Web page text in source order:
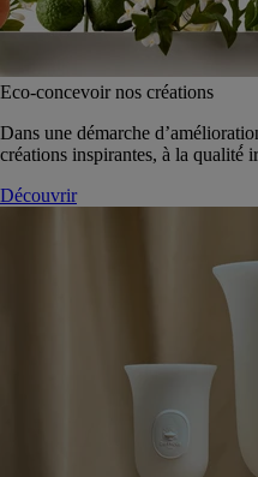
Eco-concevoir nos créations
Dans une démarche
créations inspirantes, à la qualité́
Découvrir